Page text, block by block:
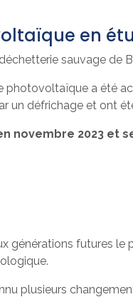
en
sauvage de
photovoltaïque a été
défrichage et ont
novembre 2023 et
générations futures
plusieurs